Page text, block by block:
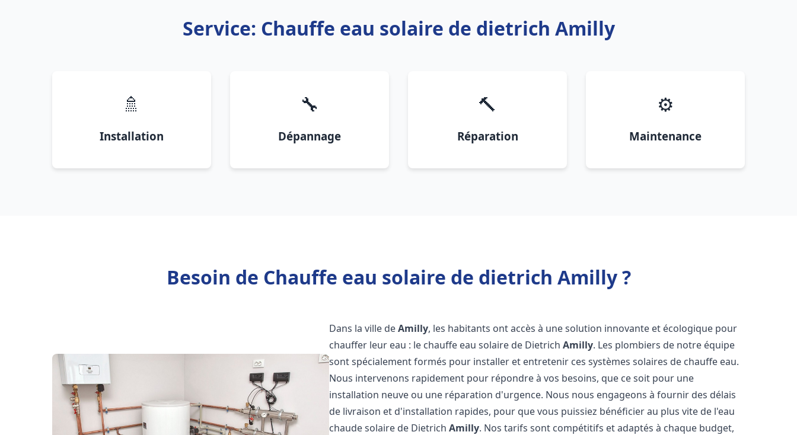
Service: Chauffe eau solaire de dietrich Amilly
🚿
Installation
🔧
Dépannage
🔨
Réparation
⚙️
Maintenance
Besoin de Chauffe eau solaire de dietrich Amilly ?
Dans la ville deAmilly, les habitants ont accès à une solution innovante et écologique pour
chauffer leur eau : le chauffe eau solaire de DietrichAmilly. Les plombiers de notre équipe
sont spécialement formés pour installer et entretenir ces systèmes solaires de chauffe eau.
Nous intervenons rapidement pour répondre à vos besoins, que ce soit pour une
installation neuve ou une réparation d'urgence. Nous nous engageons à fournir des délais
de livraison et d'installation rapides, pour que vous puissiez bénéficier au plus vite de l'eau
chaude solaire de DietrichAmilly. Nos tarifs sont compétitifs et adaptés à chaque budget,